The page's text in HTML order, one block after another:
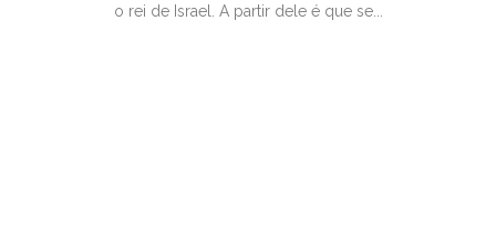
o rei de Israel. A partir dele é que se...